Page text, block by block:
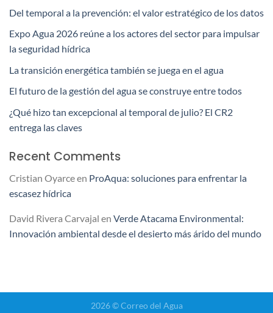
Del temporal a la prevención: el valor estratégico de los datos
Expo Agua 2026 reúne a los actores del sector para impulsar
la seguridad hídrica
La transición energética también se juega en el agua
El futuro de la gestión del agua se construye entre todos
¿Qué hizo tan excepcional al temporal de julio? El CR2
entrega las claves
Recent Comments
Cristian Oyarceen ProAqua: soluciones para enfrentar la
escasez hídrica
David Rivera Carvajal en Verde Atacama Environmental:
Innovación ambiental desde el desierto más árido del mundo
2026 © Correo del Agua